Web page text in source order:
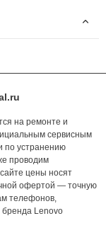
на ремонте и
сервисным
по устранению
проводим
цены носят
офертой — точную
телефонов,
Lenovo